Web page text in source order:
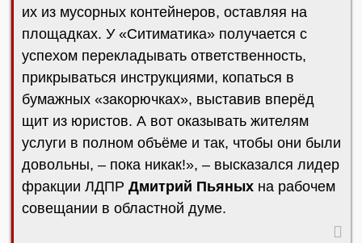
их из мусорных контейнеров, оставляя на
площадках. У «Ситиматика» получается с
успехом перекладывать ответственность,
прикрываться инструкциями, копаться в
бумажных «закорючках», выставив вперёд
щит из юристов. А вот оказывать жителям
услуги в полном объёме и так, чтобы они были
довольны, – пока никак!», – высказался лидер
фракции ЛДПР Дмитрий Пьяных на рабочем
совещании в областной думе.